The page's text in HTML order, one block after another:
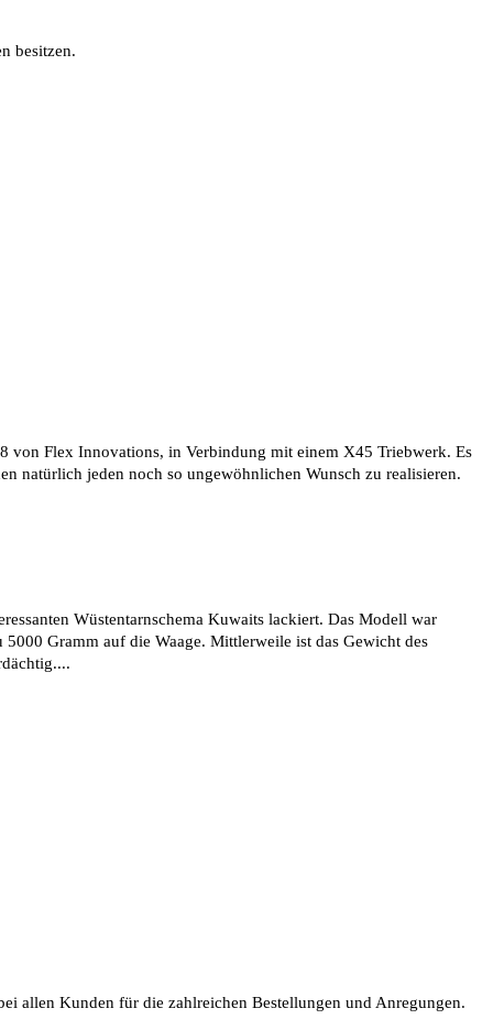
besitzen.
von Flex Innovations, in Verbindung mit einem X45 Triebwerk. Es
natürlich jeden noch so ungewöhnlichen Wunsch zu realisieren.
Wüstentarnschema Kuwaits lackiert. Das Modell war
Gramm auf die Waage. Mittlerweile ist das Gewicht des
allen Kunden für die zahlreichen Bestellungen und Anregungen.